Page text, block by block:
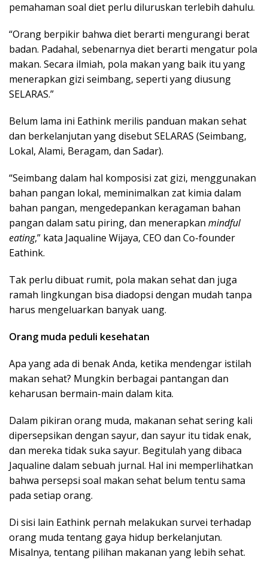
pemahaman soal diet perlu diluruskan terlebih dahulu.
“Orang berpikir bahwa diet berarti mengurangi berat
badan. Padahal, sebenarnya diet berarti mengatur pola
makan. Secara ilmiah, pola makan yang baik itu yang
menerapkan gizi seimbang, seperti yang diusung
SELARAS.”
Belum lama ini Eathink merilis panduan makan sehat
dan berkelanjutan yang disebut SELARAS (Seimbang,
Lokal, Alami, Beragam, dan Sadar).
“Seimbang dalam hal komposisi zat gizi, menggunakan
bahan pangan lokal, meminimalkan zat kimia dalam
bahan pangan, mengedepankan keragaman bahan
pangan dalam satu piring, dan menerapkan mindful
eating,” kata Jaqualine Wijaya, CEO dan Co-founder
Eathink.
Tak perlu dibuat rumit, pola makan sehat dan juga
ramah lingkungan bisa diadopsi dengan mudah tanpa
harus mengeluarkan banyak uang.
Orang muda peduli kesehatan
Apa yang ada di benak Anda, ketika mendengar istilah
makan sehat? Mungkin berbagai pantangan dan
keharusan bermain-main dalam kita.
Dalam pikiran orang muda, makanan sehat sering kali
dipersepsikan dengan sayur, dan sayur itu tidak enak,
dan mereka tidak suka sayur. Begitulah yang dibaca
Jaqualine dalam sebuah jurnal. Hal ini memperlihatkan
bahwa persepsi soal makan sehat belum tentu sama
pada setiap orang.
Di sisi lain Eathink pernah melakukan survei terhadap
orang muda tentang gaya hidup berkelanjutan.
Misalnya, tentang pilihan makanan yang lebih sehat.